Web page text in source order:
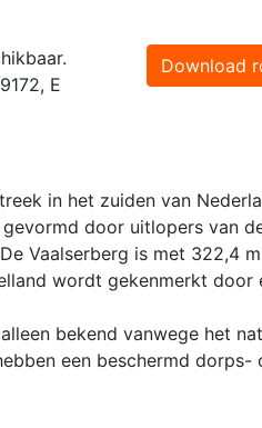
Download
E
in het zuiden van
door uitlopers van
Vaalserberg is met 322,4
wordt gekenmerkt door
bekend vanwege het
een beschermd dorps-